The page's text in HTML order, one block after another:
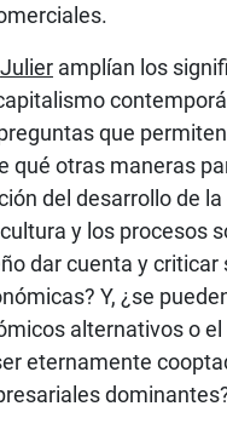
Julier amplían los
que
qué otras maneras
del desarrollo de
y los procesos
dar cuenta y criticar
Y, ¿se
alternativos o el
eternamente